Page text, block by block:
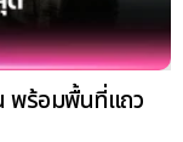
พร้อมพื้นที่แถว